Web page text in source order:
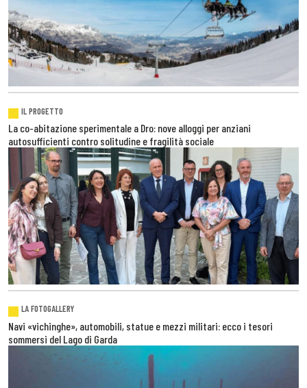
IL PROGETTO
La co-abitazione sperimentale a Dro: nove alloggi per anziani
autosufficienti contro solitudine e fragilità sociale
LA FOTOGALLERY
Navi «vichinghe», automobili, statue e mezzi militari: ecco i tesori
sommersi del Lago di Garda